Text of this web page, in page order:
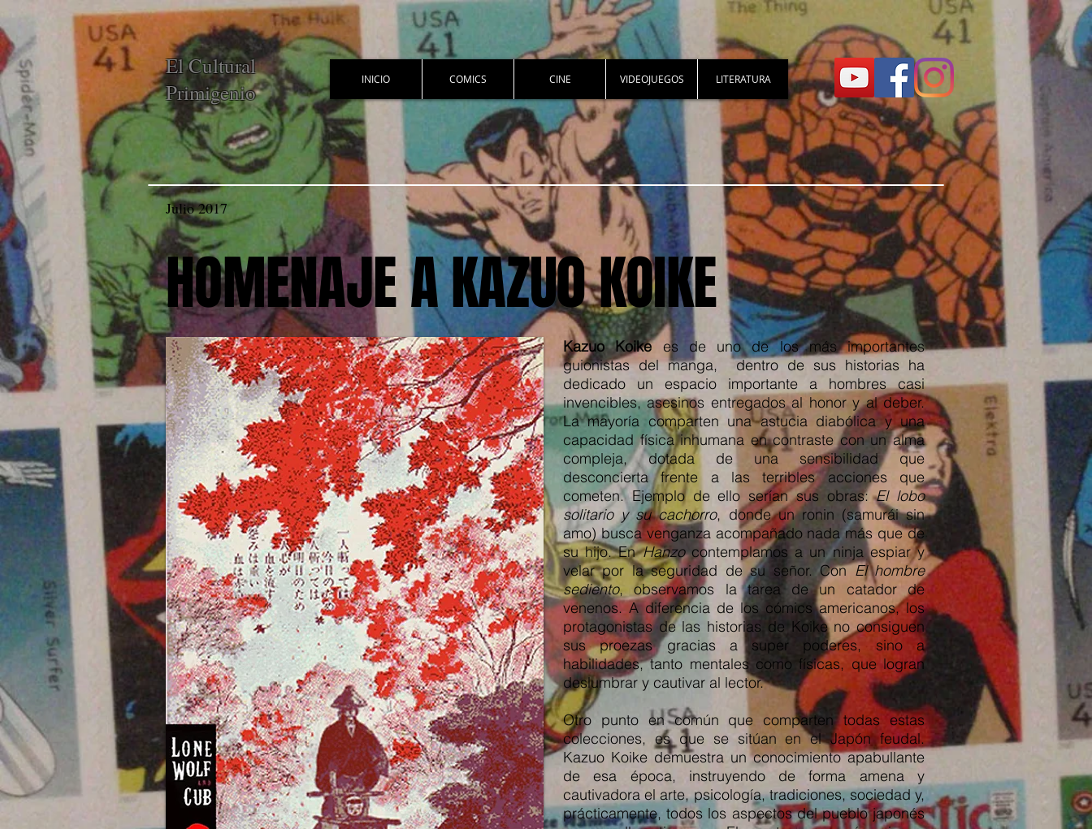
El Cultural
Primigenio
INICIO COMICS CINE VIDEOJUEGOS LITERATURA
Julio 2017
HOMENAJE A KAZU0 KOIKE
Kazuo Koikees de uno de los más importantes
guionistas del manga, dentro de sus historias ha
dedicado un espacio importante a hombres casi
invencibles, asesinos entregados al honor y al deber.
La mayoría comparten una astucia diabólica y una
capacidad física inhumana en contraste con un alma
compleja, dotada de una sensibilidad que
desconcierta frente a las terribles acciones que
cometen. Ejemplo de ello serían sus obras:El lobo
solitario y su cachorro, donde un ronin (samurái sin
amo) busca venganza acompañado nada más que de
su hijo. EnHanzocontemplamos a un ninja espiar y
velar por la seguridad de su señor. ConEl hombre
sediento, observamos la tarea de un catador de
venenos. A diferencia de los cómics americanos, los
protagonistas de las historias de Koike no consiguen
sus proezas gracias a super poderes, sino a
habilidades, tanto mentales como físicas, que logran
deslumbrar y cautivar al lector.
Otro punto en común que comparten todas estas
colecciones, es que se sitúan en el Japón feudal.
Kazuo Koike demuestra un conocimiento apabullante
de esa época, instruyendo de forma amena y
cautivadora el arte, psicología, tradiciones, sociedad y,
prácticamente, todos los aspectos del pueblo japonés